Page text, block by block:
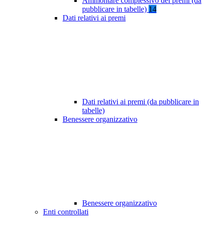
pubblicare in tabelle) 14
Dati relativi ai premi
Dati relativi ai premi (da pubblicare in
tabelle)
Benessere organizzativo
Benessere organizzativo
Enti controllati